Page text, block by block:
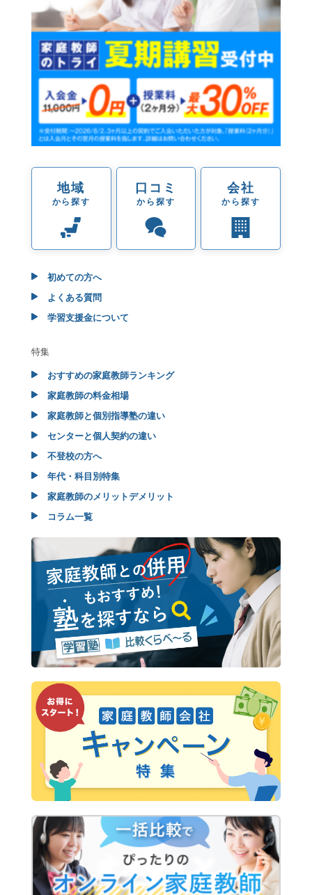
地域
から探す
口コミ
から探す
会社
から探す
初めての方へ
よくある質問
学習支援金について
特集
おすすめの家庭教師ランキング
家庭教師の料金相場
家庭教師と個別指導塾の違い
センターと個人契約の違い
不登校の方へ
年代・科目別特集
家庭教師のメリットデメリット
コラム一覧